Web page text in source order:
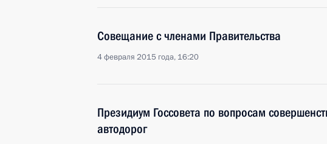
Совещание с членами Правительства
4 февраля 2015 года, 16:20
Президиум Госсовета по вопросам
автодорог